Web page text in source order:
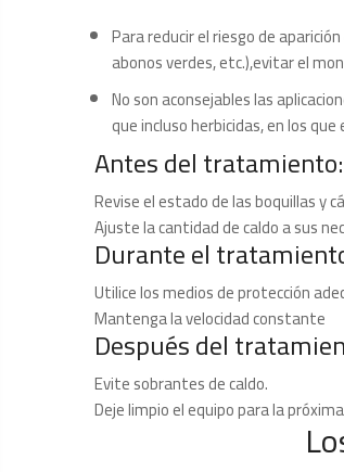
Para reducir el riesgo de
abonos verdes, etc.),evitar el
No son aconsejables las
que incluso herbicidas, en los
Antes del tratamiento:
Revise el estado de las boquillas y
Ajuste la cantidad de caldo a sus
Durante el
Utilice los medios de protección
Mantenga la velocidad constante
Después del
Evite sobrantes de caldo.
Deje limpio el equipo para la